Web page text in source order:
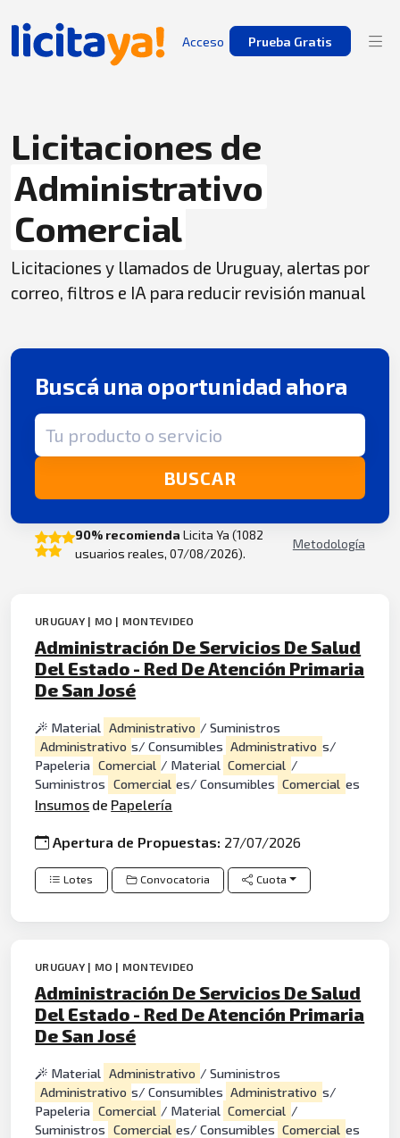
Acceso Prueba Gratis
Licitaciones de
Administrativo
Comercial
Licitaciones y llamados de Uruguay, alertas por
correo, filtros e IA para reducir revisión manual
Buscá una oportunidad ahora
Término de búsqueda
BUSCAR
90% recomienda Licita Ya (1082
usuarios reales, 07/08/2026).
Metodología
URUGUAY | MO | MONTEVIDEO
Administración De Servicios De Salud
Del Estado - Red De Atención Primaria
De San José
Material Administrativo / Suministros
Administrativo s/ Consumibles Administrativo s/
Papeleria Comercial / Material Comercial /
Suministros Comercial es/ Consumibles Comercial es
Insumos de Papelería
Apertura de Propuestas: 27/07/2026
Lotes Convocatoria Cuota
URUGUAY | MO | MONTEVIDEO
Administración De Servicios De Salud
Del Estado - Red De Atención Primaria
De San José
Material Administrativo / Suministros
Administrativo s/ Consumibles Administrativo s/
Papeleria Comercial / Material Comercial /
Suministros Comercial es/ Consumibles Comercial es